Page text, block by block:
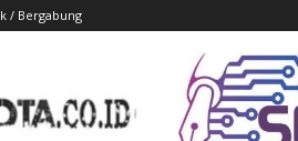
/ Bergabung